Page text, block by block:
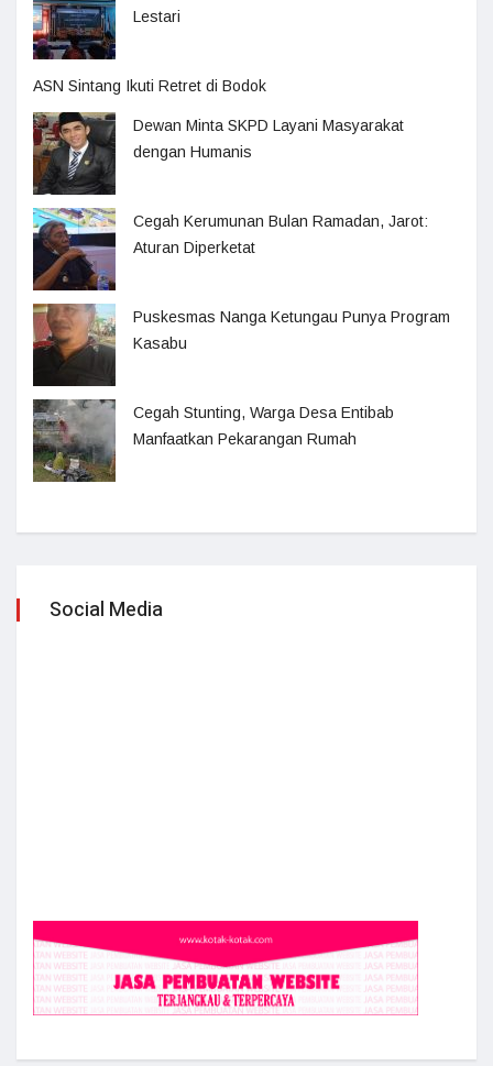
Lestari
ASN Sintang Ikuti Retret di Bodok
Dewan Minta SKPD Layani Masyarakat
dengan Humanis
Cegah Kerumunan Bulan Ramadan, Jarot:
Aturan Diperketat
Puskesmas Nanga Ketungau Punya Program
Kasabu
Cegah Stunting, Warga Desa Entibab
Manfaatkan Pekarangan Rumah
Social Media